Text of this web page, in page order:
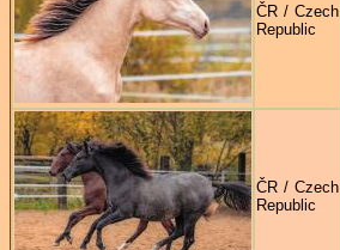
ČR / Czech
Republic
ČR / Czech
Republic